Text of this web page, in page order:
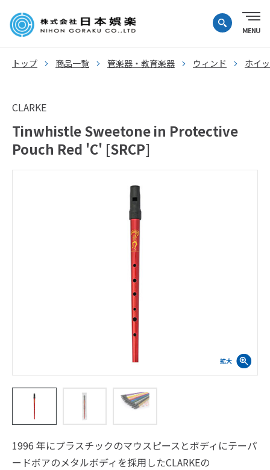
トップ 商品一覧 管楽器・教育楽器 ウィンド ホイ
CLARKE
Tinwhistle Sweetone in Protective
Pouch Red 'C' [SRCP]
1996 年にプラスチックのマウスピースとボディにテーパ
ードボアのメタルボディを採用したCLARKEの